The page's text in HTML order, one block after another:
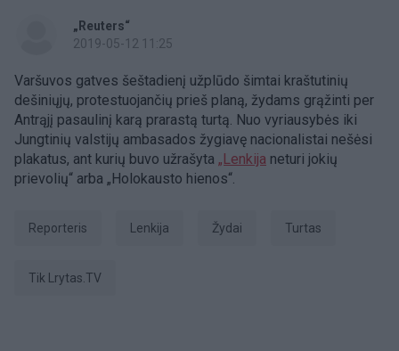
„Reuters“
2019-05-12 11:25
Varšuvos gatves šeštadienį užplūdo šimtai kraštutinių
dešiniųjų, protestuojančių prieš planą, žydams grąžinti per
Antrąjį pasaulinį karą prarastą turtą. Nuo vyriausybės iki
Jungtinių valstijų ambasados žygiavę nacionalistai nešėsi
plakatus, ant kurių buvo užrašyta „Lenkija neturi jokių
prievolių“ arba „Holokausto hienos“.
Reporteris Lenkija žydai turtas
tik Lrytas.TV